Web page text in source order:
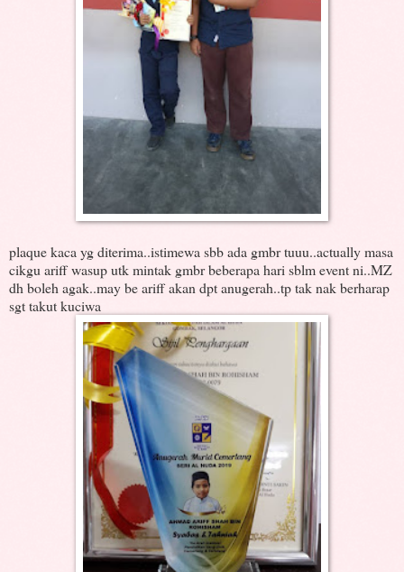
plaque kaca yg diterima..istimewa sbb ada gmbr tuuu..actually masa
cikgu ariff wasup utk mintak gmbr beberapa hari sblm event ni..MZ
dh boleh agak..may be ariff akan dpt anugerah..tp tak nak berharap
sgt takut kuciwa